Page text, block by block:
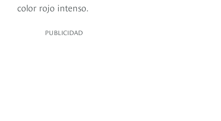
color rojo intenso.
PUBLICIDAD